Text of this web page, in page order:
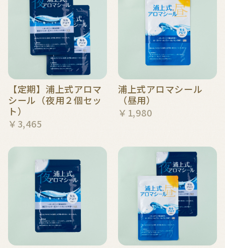
【定期】浦上式アロマ
シール（夜用２個セッ
ト）
￥3,465
浦上式アロマシール
（昼用）
￥1,980